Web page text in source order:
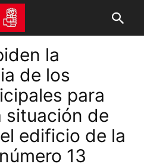
la
de los
para
situación de
edificio de la
13